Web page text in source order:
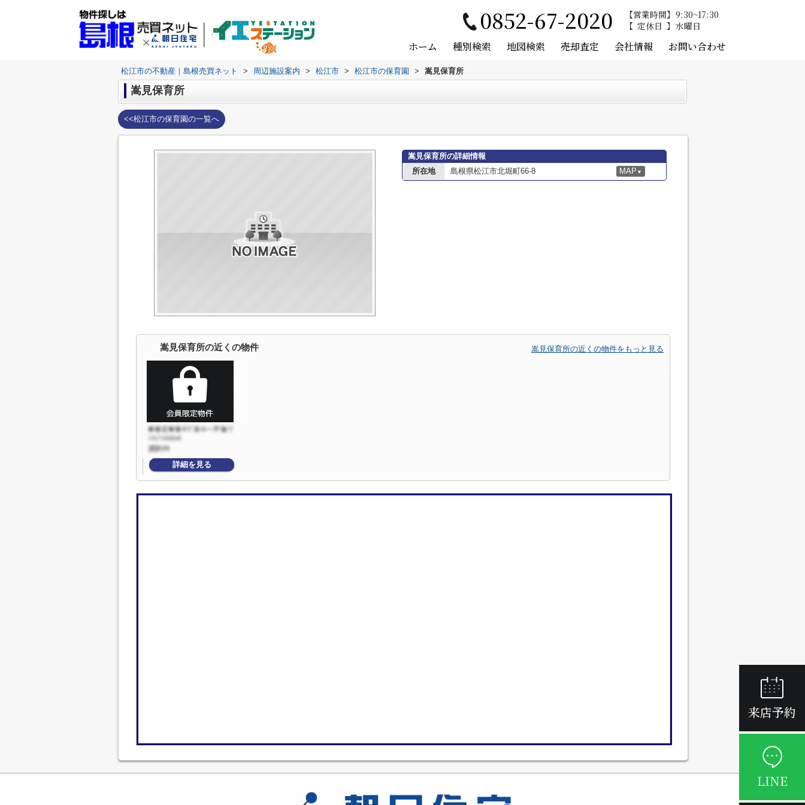
0852-67-2020 営業時間
9:30~17:30
定休日
水曜日
ホーム 種別検索 地図検索 売却査定 会社情報 お問い合わせ
来店予約
LINE
松江市の不動産｜島根売買ネット > 周辺施設案内 > 松江市 > 松江市の保育園 > 嵩見保育所
嵩見保育所
<<松江市の保育園の一覧へ
嵩見保育所の詳細情報
所在地
島根県松江市北堀町66-8 MAP ▼
嵩見保育所の近くの物件 嵩見保育所の近くの物件をもっと見る
詳細を見る